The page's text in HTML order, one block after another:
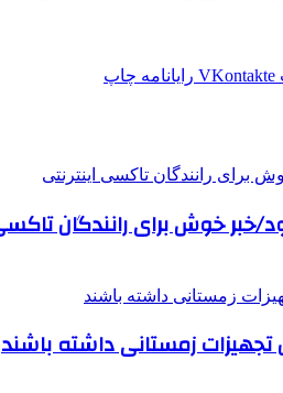
‫VKontakte رایانامه چاپ
تجهیزات زمستانی داشته باشند